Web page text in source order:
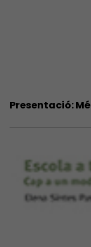
Presentació: